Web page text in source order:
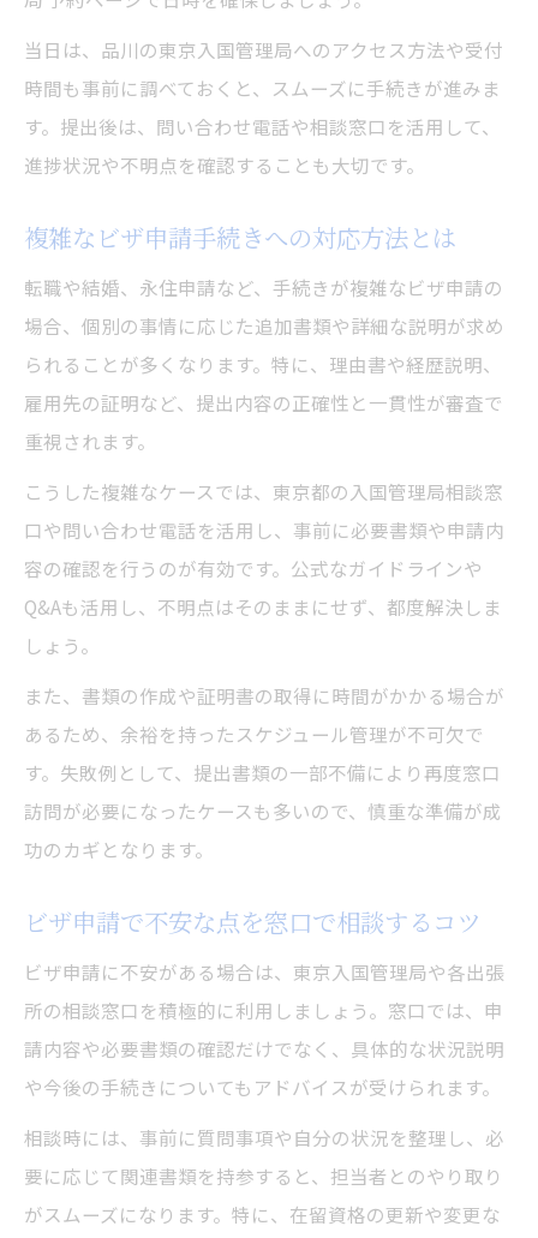
当日は、品川の東京入国管理局へのアクセス方法や受付
時間も事前に調べておくと、スムーズに手続きが進みま
す。提出後は、問い合わせ電話や相談窓口を活用して、
進捗状況や不明点を確認することも大切です。
複雑なビザ申請手続きへの対応方法とは
転職や結婚、永住申請など、手続きが複雑なビザ申請の
場合、個別の事情に応じた追加書類や詳細な説明が求め
られることが多くなります。特に、理由書や経歴説明、
雇用先の証明など、提出内容の正確性と一貫性が審査で
重視されます。
こうした複雑なケースでは、東京都の入国管理局相談窓
口や問い合わせ電話を活用し、事前に必要書類や申請内
容の確認を行うのが有効です。公式なガイドラインや
Q&Aも活用し、不明点はそのままにせず、都度解決しま
しょう。
また、書類の作成や証明書の取得に時間がかかる場合が
あるため、余裕を持ったスケジュール管理が不可欠で
す。失敗例として、提出書類の一部不備により再度窓口
訪問が必要になったケースも多いので、慎重な準備が成
功のカギとなります。
ビザ申請で不安な点を窓口で相談するコツ
ビザ申請に不安がある場合は、東京入国管理局や各出張
所の相談窓口を積極的に利用しましょう。窓口では、申
請内容や必要書類の確認だけでなく、具体的な状況説明
や今後の手続きについてもアドバイスが受けられます。
相談時には、事前に質問事項や自分の状況を整理し、必
要に応じて関連書類を持参すると、担当者とのやり取り
がスムーズになります。特に、在留資格の更新や変更な